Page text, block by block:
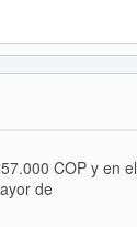
COP y en el
de